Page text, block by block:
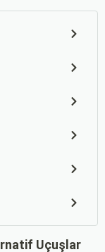
Uçuşlar